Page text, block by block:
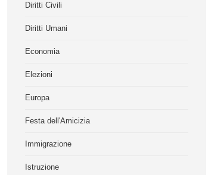
Diritti Civili
Diritti Umani
Economia
Elezioni
Europa
Festa dell'Amicizia
Immigrazione
Istruzione